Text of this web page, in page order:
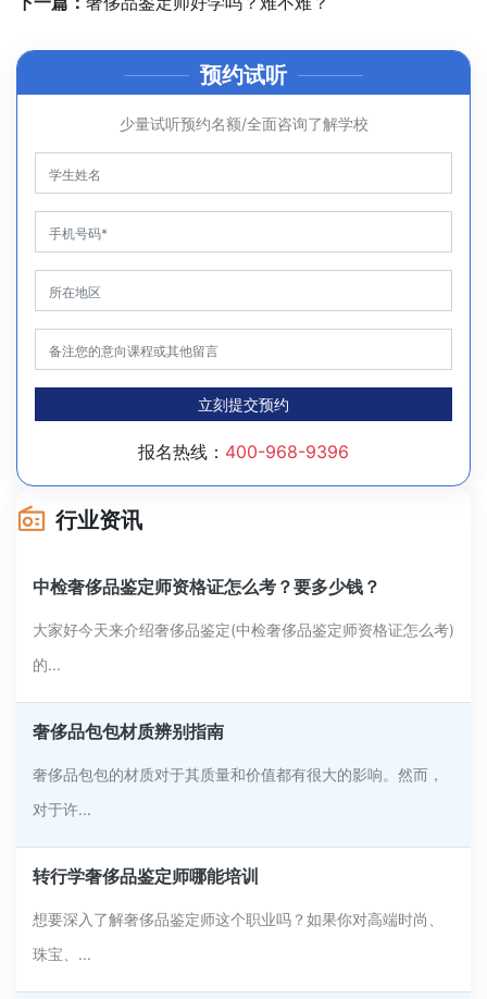
预约试听
少量试听预约名额/全面咨询了解学校
立刻提交预约
报名热线： 400-968-9396
行业资讯
中检奢侈品鉴定师资格证怎么考？要多少钱？
大家好今天来介绍奢侈品鉴定(中检奢侈品鉴定师资格证怎么考)
的...
奢侈品包包材质辨别指南
奢侈品包包的材质对于其质量和价值都有很大的影响。然而，
对于许...
转行学奢侈品鉴定师哪能培训
想要深入了解奢侈品鉴定师这个职业吗？如果你对高端时尚、
珠宝、...